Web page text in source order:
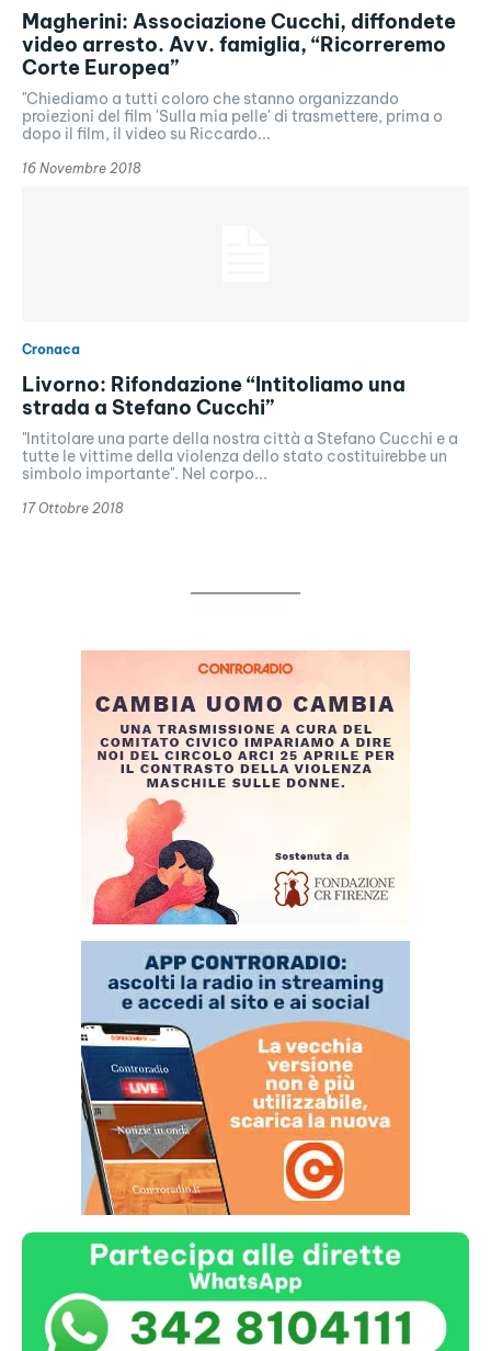
Magherini: Associazione Cucchi, diffondete
video arresto. Avv. famiglia, “Ricorreremo
Corte Europea”
"Chiediamo a tutti coloro che stanno organizzando
proiezioni del film 'Sulla mia pelle' di trasmettere, prima o
dopo il film, il video su Riccardo...
16 Novembre 2018
Cronaca
Livorno: Rifondazione “Intitoliamo una
strada a Stefano Cucchi”
"Intitolare una parte della nostra città a Stefano Cucchi e a
tutte le vittime della violenza dello stato costituirebbe un
simbolo importante". Nel corpo...
17 Ottobre 2018